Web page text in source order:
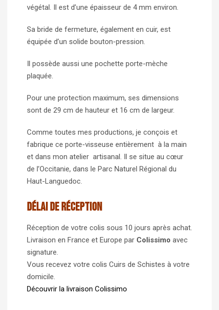
végétal. Il est d’une épaisseur de 4 mm environ.
Sa bride de fermeture, également en cuir, est
équipée d’un solide bouton-pression.
Il possède aussi une pochette porte-mèche
plaquée.
Pour une protection maximum, ses dimensions
sont de 29 cm de hauteur et 16 cm de largeur.
Comme toutes mes productions, je conçois et
fabrique ce porte-visseuse entièrement à la main
et dans mon atelier artisanal. Il se situe au cœur
de l’Occitanie, dans le Parc Naturel Régional du
Haut-Languedoc.
Délai de réception
Réception de votre colis sous 10 jours après achat.
Livraison en France et Europe par Colissimo avec
signature.
Vous recevez votre colis Cuirs de Schistes à votre
domicile.
Découvrir la livraison Colissimo